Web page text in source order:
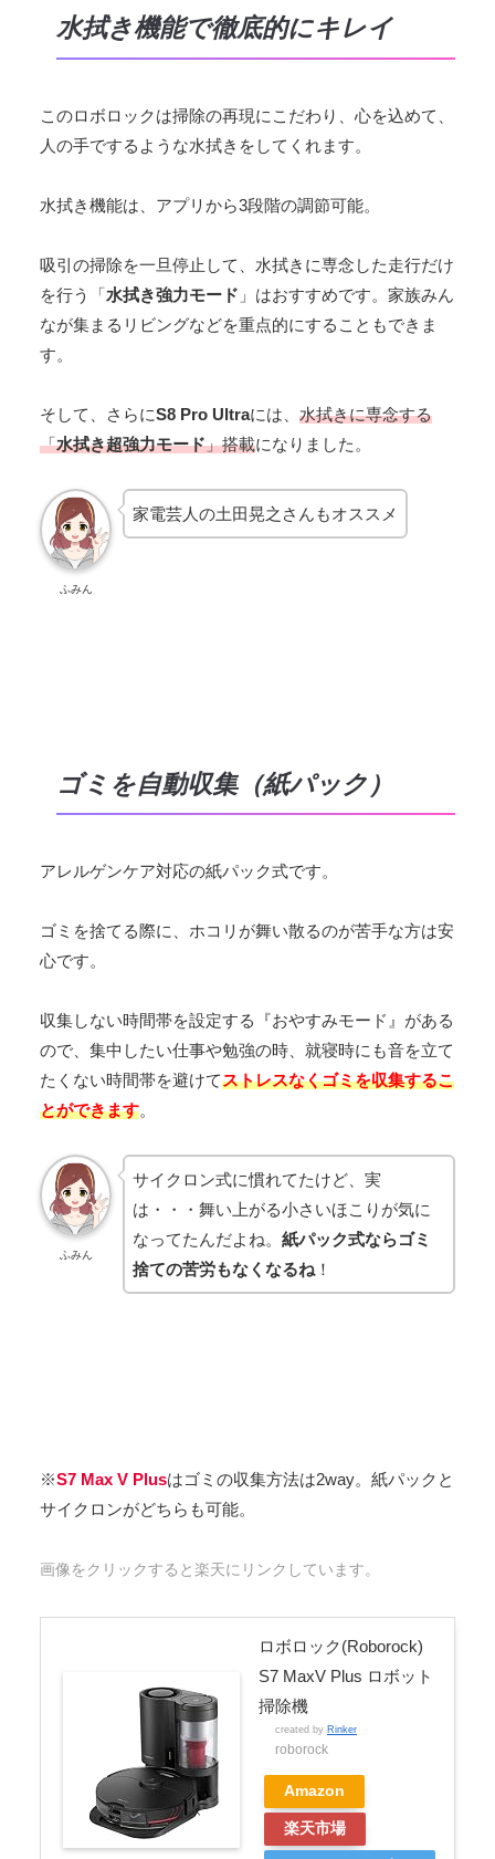
水拭き機能で徹底的にキレイ
このロボロックは掃除の再現にこだわり、心を込めて、
人の手でするような水拭きをしてくれます。
水拭き機能は、アプリから3段階の調節可能。
吸引の掃除を一旦停止して、水拭きに専念した走行だけ
を行う「水拭き強力モード 」はおすすめです。家族みん
なが集まるリビングなどを重点的にすることもできま
す。
そして、さらにS8 Pro Ultraには、 水拭きに専念する
「水拭き超強力モード」搭載になりました。
ふみん
家電芸人の土田晃之さんもオススメ
ゴミを自動収集（紙パック）
アレルゲンケア対応の紙パック式です。
ゴミを捨てる際に、ホコリが舞い散るのが苦手な方は安
心です。
収集しない時間帯を設定する『おやすみモード』がある
ので、集中したい仕事や勉強の時、就寝時にも音を立て
たくない時間帯を避けてストレスなくゴミを収集するこ
とができます。
ふみん
サイクロン式に慣れてたけど、実
は・・・舞い上がる小さいほこりが気に
なってたんだよね。 紙パック式ならゴミ
捨ての苦労もなくなるね ！
※S7 Max V Plusはゴミの収集方法は2way。紙パックと
サイクロンがどちらも可能。
画像をクリックすると楽天にリンクしています。
ロボロック(Roborock)
S7 MaxV Plus ロボット
掃除機
created by Rinker
roborock
Amazon
楽天市場